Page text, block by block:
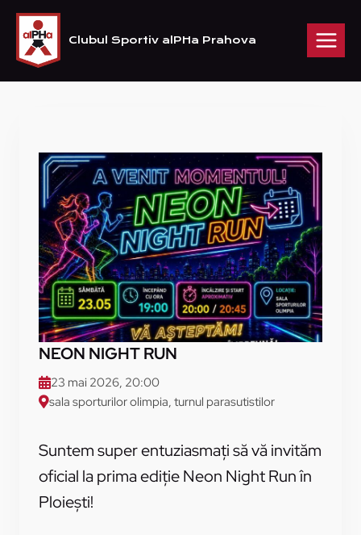
Skip
content
Clubul Sportiv alPHa Prahova
NEON NIGHT RUN
23 mai 2026, 20:00
sala sporturilor olimpia, turnul parasutistilor
Suntem super entuziasmați să vă invităm
oficial la prima ediție Neon Night Run în
Ploiești!